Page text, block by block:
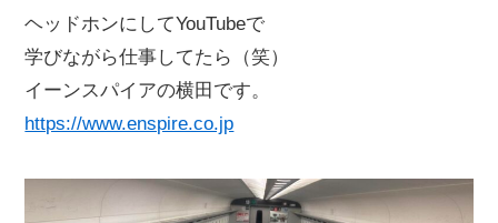
ヘッドホンにしてYouTubeで
学びながら仕事してたら（笑）
イーンスパイアの横田です。
https://www.enspire.co.jp